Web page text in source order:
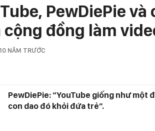
PewDiePie
cộng đồng làm
10 NĂM TRƯỚC
PewDiePie: “YouTube giống như một
con dao đó khỏi đứa trẻ”.